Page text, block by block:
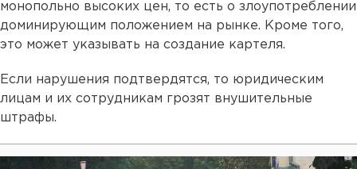
монопольно высоких цен, то есть о злоупотреблении
доминирующим положением на рынке. Кроме того,
это может указывать на создание картеля.
Если нарушения подтвердятся, то юридическим
лицам и их сотрудникам грозят внушительные
штрафы.